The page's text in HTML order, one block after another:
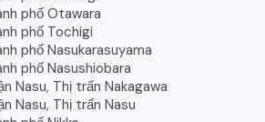
phố Otawara
phố Tochigi
phố Nasukarasuyama
phố Nasushiobara
Nasu, Thị trấn Nakagawa
Nasu, Thị trấn Nasu